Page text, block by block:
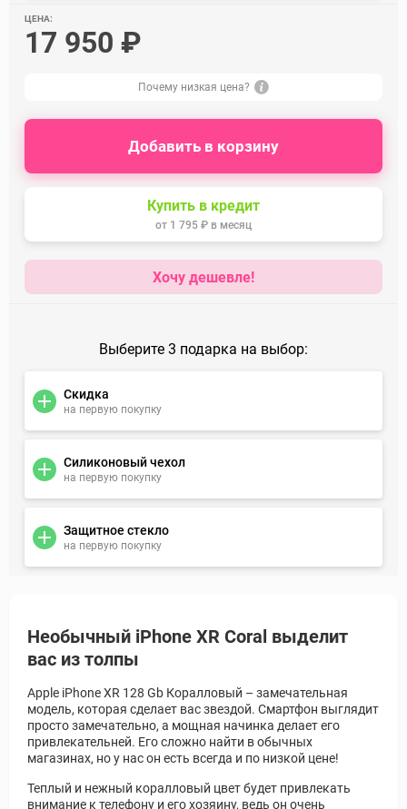
ЦЕНА:
17 950 ₽
Почему низкая цена?
Добавить в корзину
Купить в кредит
от 1 795 ₽ в месяц
Хочу дешевле!
Выберите 3 подарка на выбор:
Скидка
на первую покупку
Силиконовый чехол
на первую покупку
Защитное стекло
на первую покупку
Необычный iPhone XR Coral выделит
вас из толпы
Apple iPhone XR 128 Gb Коралловый – замечательная
модель, которая сделает вас звездой. Смартфон выглядит
просто замечательно, а мощная начинка делает его
привлекательней. Его сложно найти в обычных
магазинах, но у нас он есть всегда и по низкой цене!
Теплый и нежный коралловый цвет будет привлекать
внимание к телефону и его хозяину, ведь он очень